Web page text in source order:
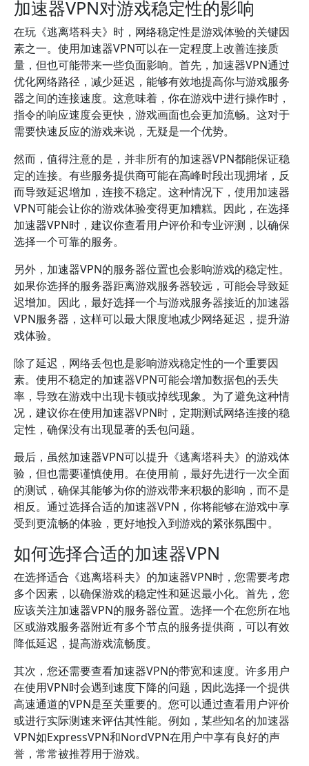
加速器VPN对游戏稳定性的影响
在玩《逃离塔科夫》时，网络稳定性是游戏体验的关键因
素之一。使用加速器VPN可以在一定程度上改善连接质
量，但也可能带来一些负面影响。首先，加速器VPN通过
优化网络路径，减少延迟，能够有效地提高你与游戏服务
器之间的连接速度。这意味着，你在游戏中进行操作时，
指令的响应速度会更快，游戏画面也会更加流畅。这对于
需要快速反应的游戏来说，无疑是一个优势。
然而，值得注意的是，并非所有的加速器VPN都能保证稳
定的连接。有些服务提供商可能在高峰时段出现拥堵，反
而导致延迟增加，连接不稳定。这种情况下，使用加速器
VPN可能会让你的游戏体验变得更加糟糕。因此，在选择
加速器VPN时，建议你查看用户评价和专业评测，以确保
选择一个可靠的服务。
另外，加速器VPN的服务器位置也会影响游戏的稳定性。
如果你选择的服务器距离游戏服务器较远，可能会导致延
迟增加。因此，最好选择一个与游戏服务器接近的加速器
VPN服务器，这样可以最大限度地减少网络延迟，提升游
戏体验。
除了延迟，网络丢包也是影响游戏稳定性的一个重要因
素。使用不稳定的加速器VPN可能会增加数据包的丢失
率，导致在游戏中出现卡顿或掉线现象。为了避免这种情
况，建议你在使用加速器VPN时，定期测试网络连接的稳
定性，确保没有出现显著的丢包问题。
最后，虽然加速器VPN可以提升《逃离塔科夫》的游戏体
验，但也需要谨慎使用。在使用前，最好先进行一次全面
的测试，确保其能够为你的游戏带来积极的影响，而不是
相反。通过选择合适的加速器VPN，你将能够在游戏中享
受到更流畅的体验，更好地投入到游戏的紧张氛围中。
如何选择合适的加速器VPN
在选择适合《逃离塔科夫》的加速器VPN时，您需要考虑
多个因素，以确保游戏的稳定性和延迟最小化。首先，您
应该关注加速器VPN的服务器位置。选择一个在您所在地
区或游戏服务器附近有多个节点的服务提供商，可以有效
降低延迟，提高游戏流畅度。
其次，您还需要查看加速器VPN的带宽和速度。许多用户
在使用VPN时会遇到速度下降的问题，因此选择一个提供
高速通道的VPN是至关重要的。您可以通过查看用户评价
或进行实际测速来评估其性能。例如，某些知名的加速器
VPN如ExpressVPN和NordVPN在用户中享有良好的声
誉，常常被推荐用于游戏。